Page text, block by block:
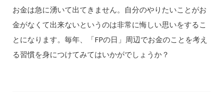
お金は急に湧いて出てきません。自分のやりたいことがお
金がなくて出来ないというのは非常に悔しい思いをするこ
とになります。毎年、「FPの日」周辺でお金のことを考え
る習慣を身につけてみてはいかがでしょうか？